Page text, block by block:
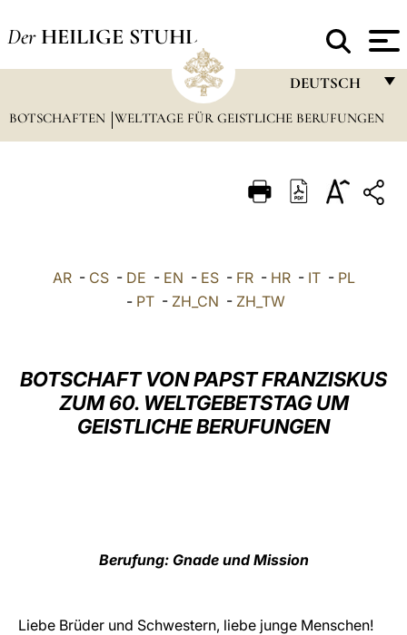
Der HEILIGE STUHL
DEUTSCH
FRANÇAIS
ITALIANO
中文
LATINE
BOTSCHAFTEN WELTTAGE FÜR GEISTLICHE BERUFUNGEN
AR- CS- DE - EN - ES- FR- HR- IT- PL
- PT- ZH_CN - ZH_TW
BOTSCHAFT VON PAPST FRANZISKUS
ZUM 60. WELTGEBETSTAG UM
GEISTLICHE BERUFUNGEN
Berufung: Gnade und Mission
Liebe Brüder und Schwestern, liebe junge Menschen!